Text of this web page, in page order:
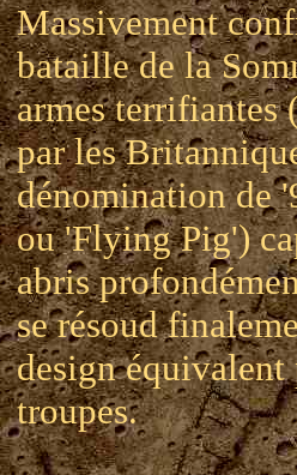
Massivement
bataille de la
armes terrifiantes
par les
dénomination de
ou 'Flying Pig')
abris
se résoud
design équivalent
troupes.